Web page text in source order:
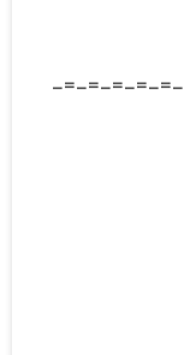
-=-=-=-=-